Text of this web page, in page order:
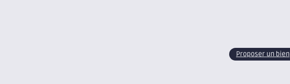
Proposer un bien